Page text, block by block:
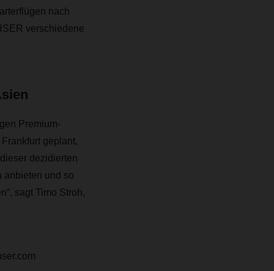
nach
verschiedene
Premium-
geplant,
dezidierten
anbieten und so
sagt Timo Stroh,